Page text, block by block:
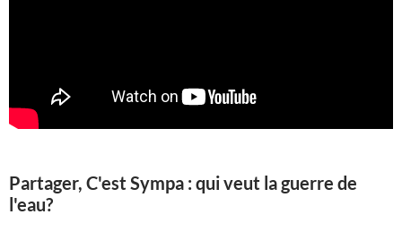
Partager, C'est Sympa : qui veut la guerre de
l'eau?